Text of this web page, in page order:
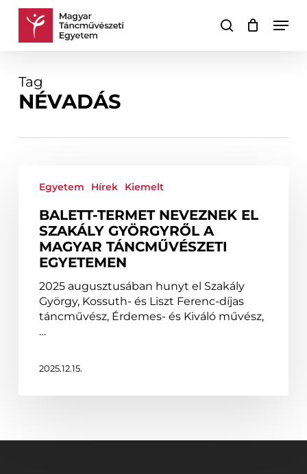
Skip
keresés
Kosár Kosár
Tag
NÉVADÁS
termet
Szakály
Györgyről
Táncművészeti
Egyetemen
Egyetem Hírek Kiemelt
BALETT-TERMET NEVEZNEK EL
SZAKÁLY GYÖRGYRŐL A
MAGYAR TÁNCMŰVÉSZETI
EGYETEMEN
2025 augusztusában hunyt el Szakály
György, Kossuth- és Liszt Ferenc-díjas
táncművész, Érdemes- és Kiváló művész,
…
2025.12.15.